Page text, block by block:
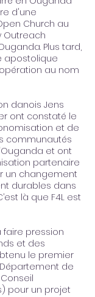
d'une
Church au
Outreach
Plus tard,
apostolique
au nom
danois Jens
ont constaté le
et de
communautés
et ont
partenaire
un changement
durables dans
là que F4L est
pression
et des
le premier
de
pour un projet